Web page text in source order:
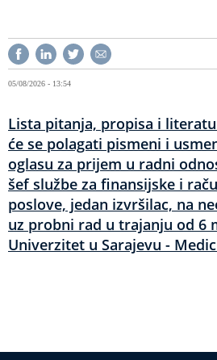
05/08/2026 - 13:54
Lista pitanja, propisa i
će se polagati pismeni i
oglasu za prijem u radni
šef službe za finansijske i
poslove, jedan izvršilac, na
uz probni rad u trajanju od 6
Univerzitet u Sarajevu -